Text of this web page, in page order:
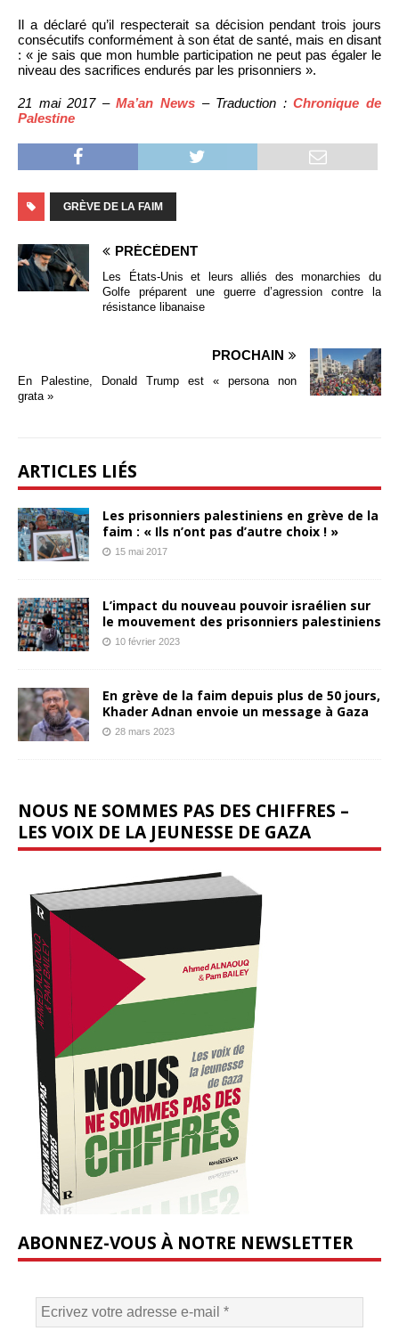
Il a déclaré qu’il respecterait sa décision pendant trois jours
consécutifs conformément à son état de santé, mais en disant
: « je sais que mon humble participation ne peut pas égaler le
niveau des sacrifices endurés par les prisonniers ».
21 mai 2017 –Ma’an News – Traduction :Chronique de
Palestine
GRÈVE DE LA FAIM
PRÉCÉDENT
Les États-Unis et leurs alliés des monarchies du
Golfe préparent une guerre d’agression contre la
résistance libanaise
PROCHAIN
En Palestine, Donald Trump est « persona non
grata »
ARTICLES LIÉS
Les prisonniers palestiniens en grève de la
faim : « Ils n’ont pas d’autre choix ! »
15 mai 2017
L’impact du nouveau pouvoir israélien sur
le mouvement des prisonniers palestiniens
10 février 2023
En grève de la faim depuis plus de 50 jours,
Khader Adnan envoie un message à Gaza
28 mars 2023
NOUS NE SOMMES PAS DES CHIFFRES –
LES VOIX DE LA JEUNESSE DE GAZA
ABONNEZ-VOUS À NOTRE NEWSLETTER